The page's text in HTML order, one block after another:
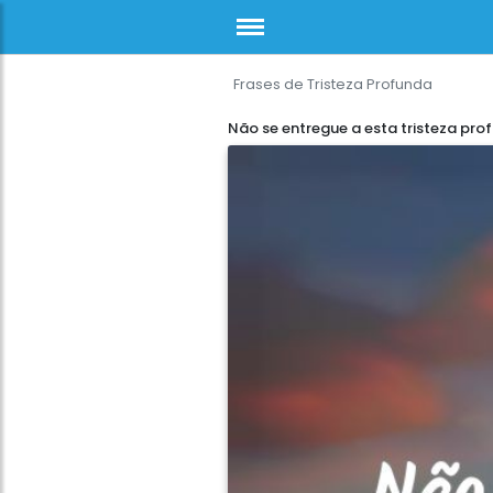
Frases de Tristeza Profunda
Não se entregue a esta tristeza